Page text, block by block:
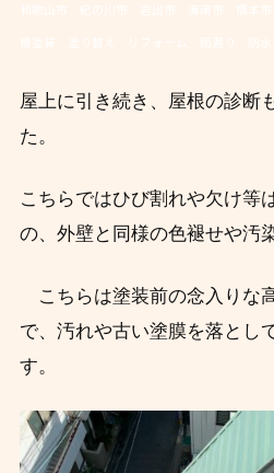
屋上に引き続き、屋根の診断
た。
こちらではひび割れや欠け等
の、外壁と同様の色褪せや汚
こちらは塗装前の念入りな
で、汚れや古い塗膜を落とし
す。